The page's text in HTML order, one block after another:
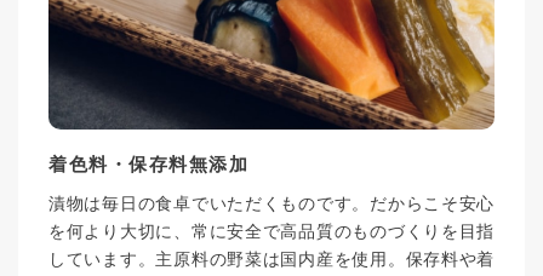
着色料・保存料無添加
漬物は毎日の食卓でいただくものです。だからこそ安心
を何より大切に、常に安全で高品質のものづくりを目指
しています。主原料の野菜は国内産を使用。保存料や着